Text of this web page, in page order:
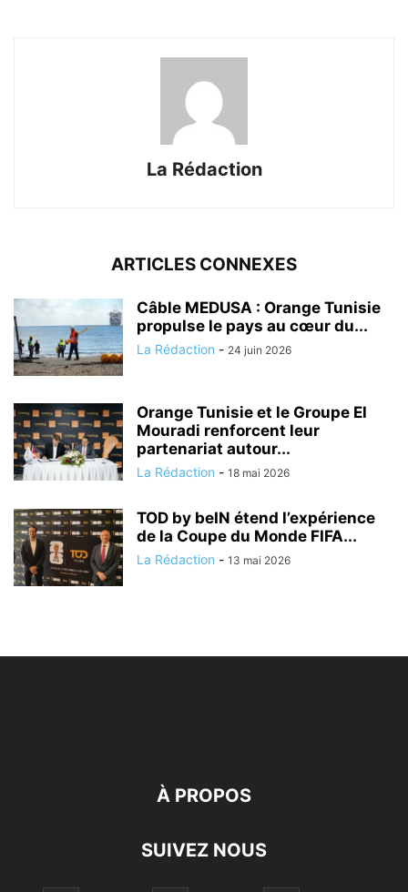
La Rédaction
ARTICLES CONNEXES
Câble MEDUSA : Orange Tunisie
propulse le pays au cœur du...
La Rédaction - 24 juin 2026
Orange Tunisie et le Groupe El
Mouradi renforcent leur
partenariat autour...
La Rédaction - 18 mai 2026
TOD by beIN étend l’expérience
de la Coupe du Monde FIFA...
La Rédaction - 13 mai 2026
À PROPOS
SUIVEZ NOUS